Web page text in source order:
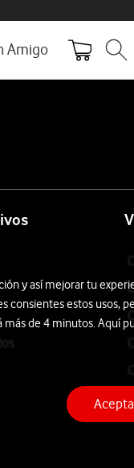
Amigo
y así mejorar tu
consientes estos usos,
de 4 minutos. Aquí